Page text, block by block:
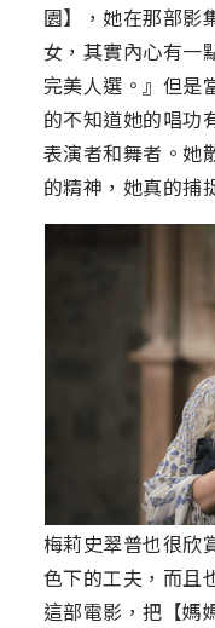
園】，她在那部影
女，其實內心有一
完美人選。』但是
的不知道她的唱功
表演者和舞者。她
的精神，她真的捕
梅莉史翠普也很欣
色下的工夫，而且
這部電影，把【媽